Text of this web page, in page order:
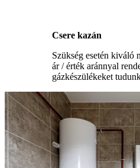
Csere kazán
Szükség esetén kiváló
ár / érték aránnyal
gázkészülékeket